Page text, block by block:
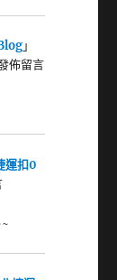
」
佈留言
運扣0